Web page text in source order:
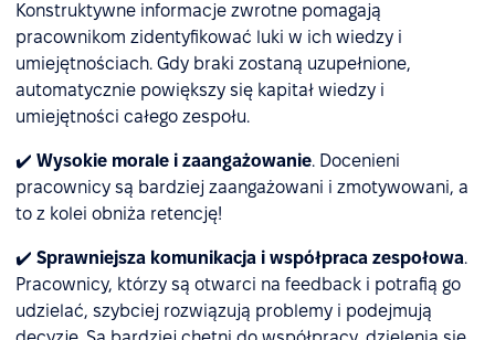
Konstruktywne informacje zwrotne pomagają
pracownikom zidentyfikować luki w ich wiedzy i
umiejętnościach. Gdy braki zostaną uzupełnione,
automatycznie powiększy się kapitał wiedzy i
umiejętności całego zespołu.
✔️ Wysokie morale i zaangażowanie. Docenieni
pracownicy są bardziej zaangażowani i zmotywowani, a
to z kolei obniża retencję!
✔️ Sprawniejsza komunikacja i współpraca zespołowa.
Pracownicy, którzy są otwarci na feedback i potrafią go
udzielać, szybciej rozwiązują problemy i podejmują